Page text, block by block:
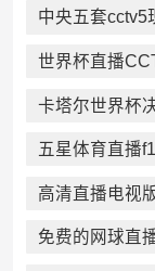
中央五套cctv5
世界杯直播
卡塔尔世界杯
五星体育直播f1
高清直播电视
免费的网球直